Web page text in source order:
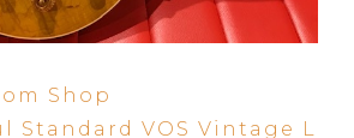
Shop
Standard VOS Vintage L